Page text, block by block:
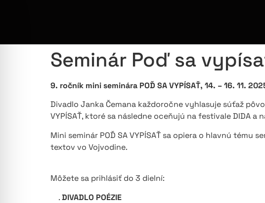
Seminár Poď sa
9. ročník mini seminára POĎ SA VYPÍSAŤ, 14. – 16. 11.
Divadlo Janka Čemana každoročne vyhlasuje súťaž
VYPÍSAŤ, ktoré sa následne oceňujú na festivale DIDA a
Mini seminár POĎ SA VYPÍSAŤ sa opiera o hlavnú
textov vo Vojvodine.
Môžete sa prihlásiť do 3 dielní:
.DIVADLO POÉZIE